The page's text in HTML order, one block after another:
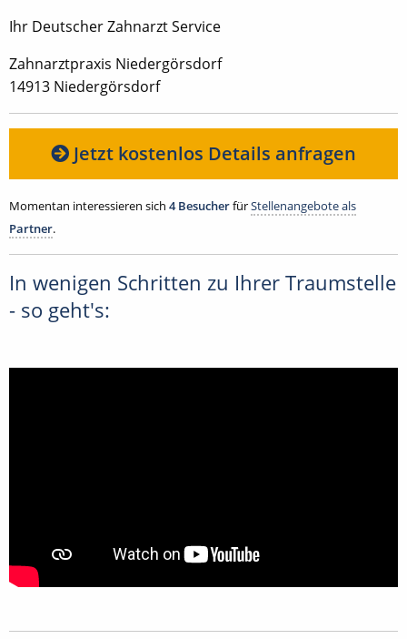
Ihr Deutscher Zahnarzt Service
Zahnarztpraxis Niedergörsdorf
14913 Niedergörsdorf
Jetzt kostenlos Details anfragen
Momentan interessieren sich 4 BesucherfürStellenangebote als
Partner.
In wenigen Schritten zu Ihrer Traumstelle
- so geht's: